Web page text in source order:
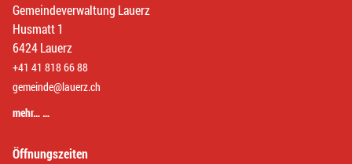
Gemeindeverwaltung Lauerz
Husmatt 1
6424 Lauerz
+41 41 818 66 88
gemeinde@lauerz.ch
mehr… …
Öffnungszeiten